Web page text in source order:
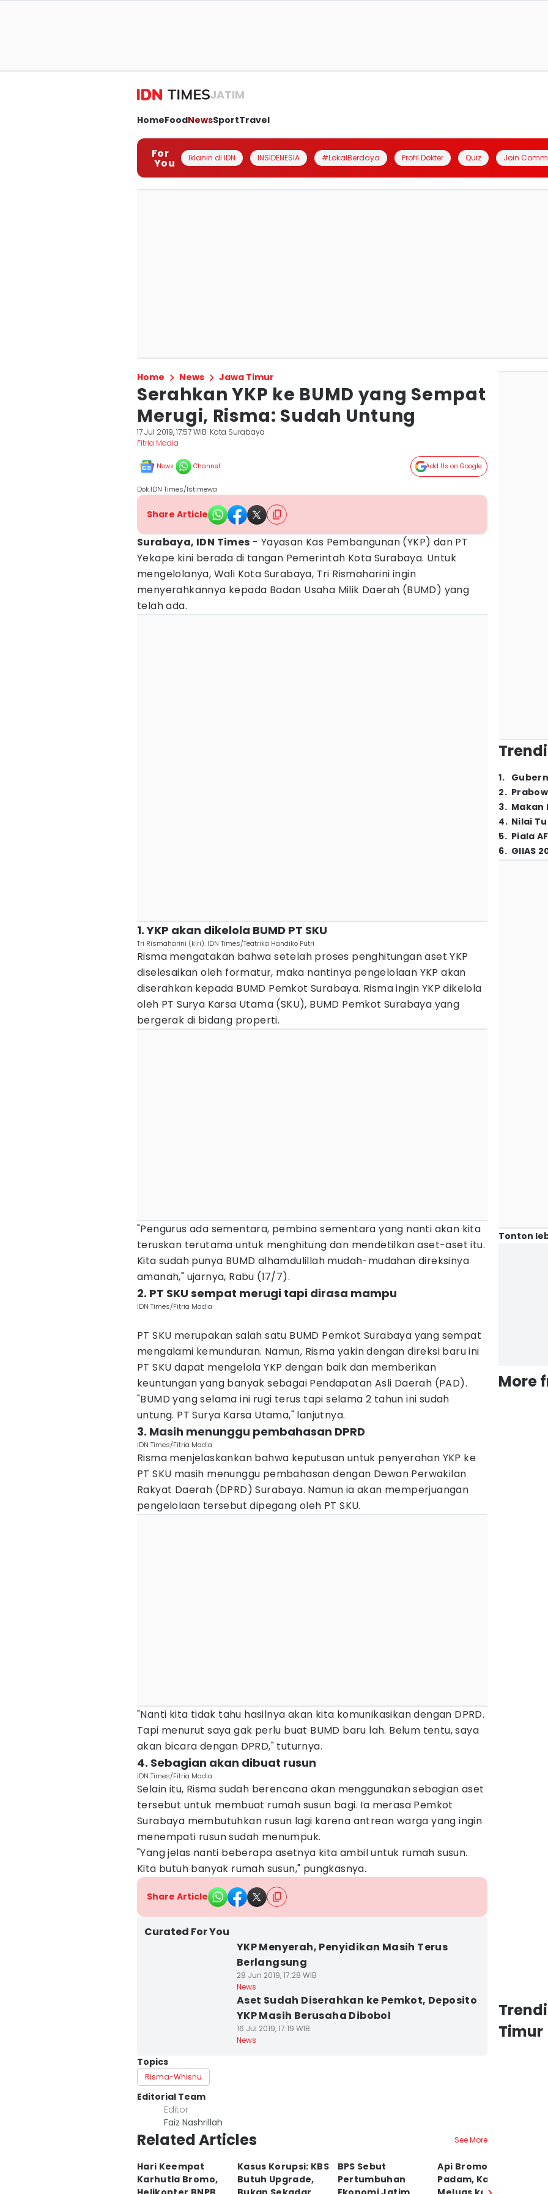
JATIM
HomeFoodNewsSportTravel
For
You Iklanin di IDN INSIDENESIA #LokalBerdaya Profil Dokter Quiz Join
Home News Jawa Timur
Serahkan YKP ke BUMD yang Sempat
Merugi, Risma: Sudah Untung
17 Jul 2019, 17:57 WIB Kota Surabaya
Fitria Madia
News Channel Add Us on Google
Dok.IDN Times/Istimewa
Share Article
Surabaya, IDN Times - Yayasan Kas Pembangunan (YKP) dan PT
Yekape kini berada di tangan Pemerintah Kota Surabaya. Untuk
mengelolanya, Wali Kota Surabaya, Tri Rismaharini ingin
menyerahkannya kepada Badan Usaha Milik Daerah (BUMD) yang
telah ada.
1. YKP akan dikelola BUMD PT SKU
Tri Rismaharini (kiri). IDN Times/Teatrika Handiko Putri
Risma mengatakan bahwa setelah proses penghitungan aset YKP
diselesaikan oleh formatur, maka nantinya pengelolaan YKP akan
diserahkan kepada BUMD Pemkot Surabaya. Risma ingin YKP dikelola
oleh PT Surya Karsa Utama (SKU), BUMD Pemkot Surabaya yang
bergerak di bidang properti.
"Pengurus ada sementara, pembina sementara yang nanti akan kita
teruskan terutama untuk menghitung dan mendetilkan aset-aset itu.
Kita sudah punya BUMD alhamdulillah mudah-mudahan direksinya
amanah," ujarnya, Rabu (17/7).
2. PT SKU sempat merugi tapi dirasa mampu
IDN Times/Fitria Madia
PT SKU merupakan salah satu BUMD Pemkot Surabaya yang sempat
mengalami kemunduran. Namun, Risma yakin dengan direksi baru ini
PT SKU dapat mengelola YKP dengan baik dan memberikan
keuntungan yang banyak sebagai Pendapatan Asli Daerah (PAD).
"BUMD yang selama ini rugi terus tapi selama 2 tahun ini sudah
untung. PT Surya Karsa Utama," lanjutnya.
3. Masih menunggu pembahasan DPRD
IDN Times/Fitria Madia
Risma menjelaskankan bahwa keputusan untuk penyerahan YKP ke
PT SKU masih menunggu pembahasan dengan Dewan Perwakilan
Rakyat Daerah (DPRD) Surabaya. Namun ia akan memperjuangan
pengelolaan tersebut dipegang oleh PT SKU.
"Nanti kita tidak tahu hasilnya akan kita komunikasikan dengan DPRD.
Tapi menurut saya gak perlu buat BUMD baru lah. Belum tentu, saya
akan bicara dengan DPRD," tuturnya.
4. Sebagian akan dibuat rusun
IDN Times/Fitria Madia
Selain itu, Risma sudah berencana akan menggunakan sebagian aset
tersebut untuk membuat rumah susun bagi. Ia merasa Pemkot
Surabaya membutuhkan rusun lagi karena antrean warga yang ingin
menempati rusun sudah menumpuk.
"Yang jelas nanti beberapa asetnya kita ambil untuk rumah susun.
Kita butuh banyak rumah susun," pungkasnya.
Share Article
Curated For You
YKP Menyerah, Penyidikan Masih Terus
Berlangsung
28 Jun 2019, 17:28 WIB
News
Aset Sudah Diserahkan ke Pemkot, Deposito
YKP Masih Berusaha Dibobol
16 Jul 2019, 17:19 WIB
News
Topics
Risma-Whisnu
Editorial Team
Editor
Faiz Nashrillah
Related Articles See More
Hari Keempat
Karhutla Bromo,
Kasus Korupsi: KBS
Butuh Upgrade,
BPS Sebut
Pertumbuhan
Api Bromo Belum
Padam, Karhutla
1.
2.
3. Makan
4. Nilai
5. Piala
6. GIIAS
Tonton
More
Timur